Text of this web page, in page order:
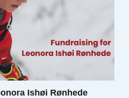
Ishøi Rønhede